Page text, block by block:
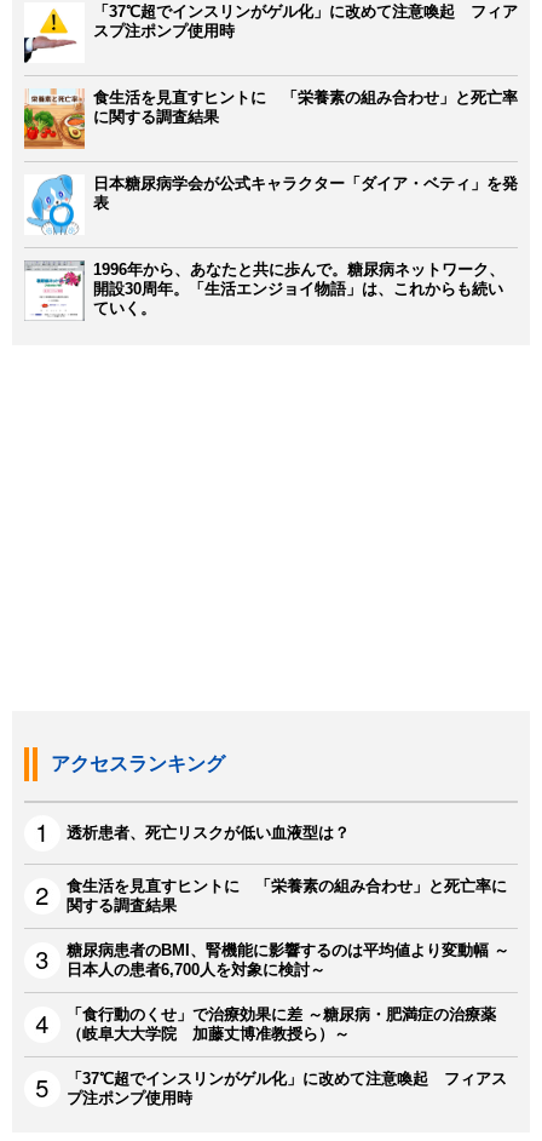
「37℃超でインスリンがゲル化」に改めて注意喚起 フィア
スプ注ポンプ使用時
食生活を見直すヒントに 「栄養素の組み合わせ」と死亡率
に関する調査結果
日本糖尿病学会が公式キャラクター「ダイア・ベティ」を発
表
1996年から、あなたと共に歩んで。糖尿病ネットワーク、
開設30周年。「生活エンジョイ物語」は、これからも続い
ていく。
アクセスランキング
透析患者、死亡リスクが低い血液型は？
食生活を見直すヒントに 「栄養素の組み合わせ」と死亡率に
関する調査結果
糖尿病患者のBMI、腎機能に影響するのは平均値より変動幅 ～
日本人の患者6,700人を対象に検討～
「食行動のくせ」で治療効果に差 ～糖尿病・肥満症の治療薬
（岐阜大大学院 加藤丈博准教授ら）～
「37℃超でインスリンがゲル化」に改めて注意喚起 フィアス
プ注ポンプ使用時